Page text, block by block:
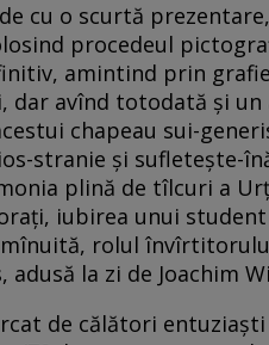
cu o scurtă
procedeul
amintind prin
dar avînd totodată şi
chapeau sui-
stranie şi sufleteşte-
plină de tîlcuri a
iubirea unui
rolul
la zi de Joachim
de călători